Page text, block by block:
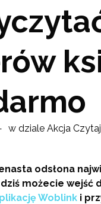
w dziale Akcja Czytaj
odsłona
możecie wejść
Woblink i